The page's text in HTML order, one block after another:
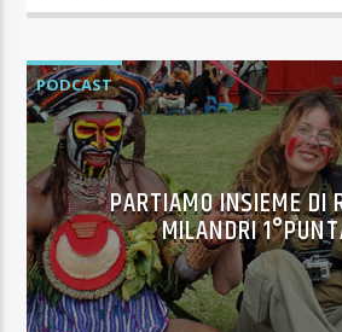
PODCAST
PARTIAMO INSIEME DI
MILANDRI